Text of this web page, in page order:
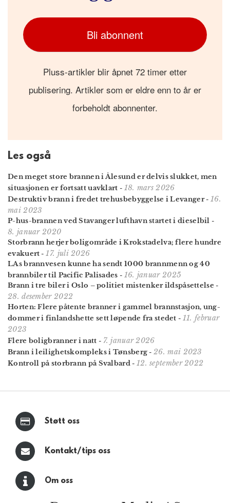
Bli abonnent
Pluss-artikler blir åpnet 72 timer etter
publisering. Artikler som er eldre enn to år er
forbeholdt abonnenter.
Les også
Den meget store brannen i Ålesund er delvis slukket, men
situasjonen er fortsatt uavklart - 18. mars 2026
Destruktiv brann i fredet trehusbebyggelse i Levanger- 16.
mai 2023
P-hus-brannen ved Stavanger lufthavn startet i dieselbil -
8. januar 2020
Storbrann herjer boligområde i Krokstadelva; flere hundre
evakuert -17. juli 2026
LAs brannvesen kunne ha sendt 1000 brann­menn og 40
brann­biler til Pacific Palisades - 16. januar 2025
Brann i tre biler i Oslo – politiet mistenker ildspåsettelse -
28. desember 2022
Horten: Flere påtente branner i gammel brann­stasjon, ung­
dommer i finlands­hette sett løpende fra stedet - 11. februar
2023
Flere boligbranner i natt - 7. januar 2026
Brann i leilighets­kompleks i Tønsberg -26. mai 2023
Kontroll på stor­brann på Svalbard- 12. september 2022
Støtt oss
Kontakt/tips oss
Om oss